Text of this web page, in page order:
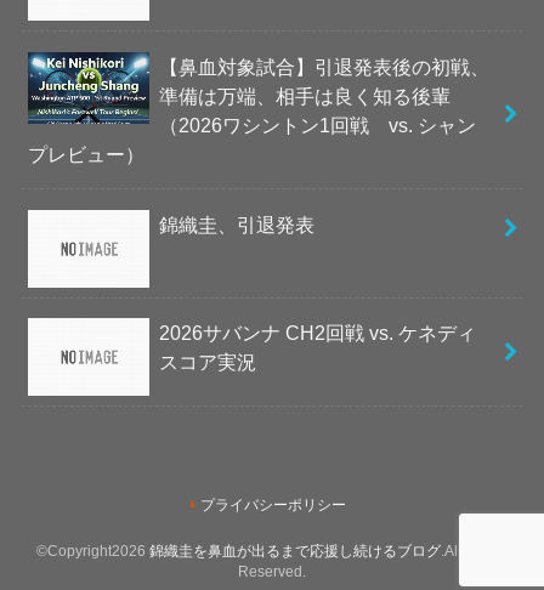
【鼻血対象試合】引退発表後の初戦、
準備は万端、相手は良く知る後輩
（2026ワシントン1回戦 vs. シャン
プレビュー）
錦織圭、引退発表
2026サバンナ CH2回戦 vs. ケネディ
スコア実況
プライバシーポリシー
©Copyright2026 錦織圭を鼻血が出るまで応援し続けるブログ .All Rights
Reserved.